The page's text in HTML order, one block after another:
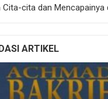
Cita-cita dan Mencapainya
ARTIKEL